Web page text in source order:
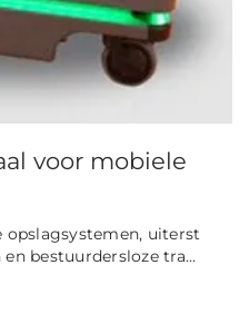
voor mobiele
uiterst
bestuurdersloze tra...